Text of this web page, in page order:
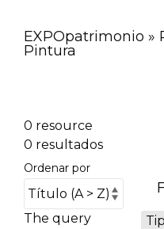
EXPOpatrimonio »
Pintura
0 resource
0 resultados
Ordenar por
The query